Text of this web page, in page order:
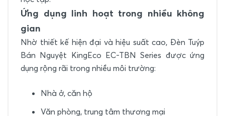
Ứng dụng linh hoạt trong nhiều không
gian
Nhờ thiết kế hiện đại và hiệu suất cao, Đèn Tuýp
Bán Nguyệt KingEco EC-TBN Series được ứng
dụng rộng rãi trong nhiều môi trường:
Nhà ở, căn hộ
Văn phòng, trung tâm thương mại